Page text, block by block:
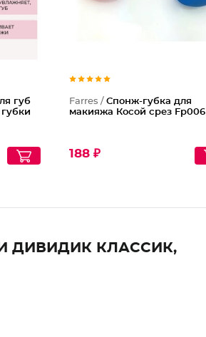
губ
Farres /Спонж-губка для
макияжа Косой срез Fp006
188 ₽
ДИВИДИК КЛАССИК,